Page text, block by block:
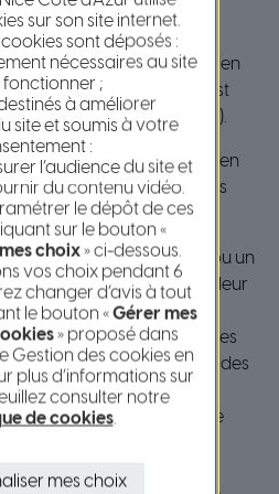
employeur
aux frais de transport en
de location de vélo est
du travail (Art. L. 3261-2).
pour bénéficier de la prise en
par leurs employeurs, les
conditions suivantes :
commun Lignes d’Azur ou un
de vélos pour aller de leur
leur lieu de travail ;
transports ou services, des
dans l’une ou l’autre des
ci-dessous :
multimodaux à nombre de
hebdomadaires ou à
sur son site internet.
sont déposés :
nécessaires au site
;
à améliorer
site et soumis à votre
:
l’audience du site et
du contenu vidéo.
le dépôt de ces
sur le bouton «
choix» ci-dessous.
vos choix pendant 6
changer d’avis à tout
le bouton «Gérer mes
» proposé dans
Gestion des cookies en
plus d’informations sur
consulter notre
de cookies.
mes choix